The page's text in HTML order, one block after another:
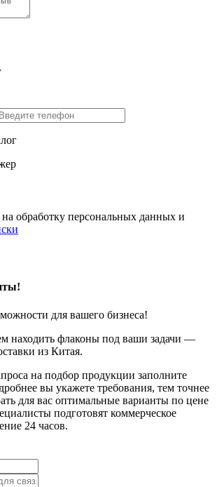
на обработку персональных данных и
для вашего бизнеса!
находить флаконы под ваши задачи —
из Китая.
на подбор продукции заполните
вы укажете требования, тем точнее
для вас оптимальные варианты по цене
подготовят коммерческое
24 часов.